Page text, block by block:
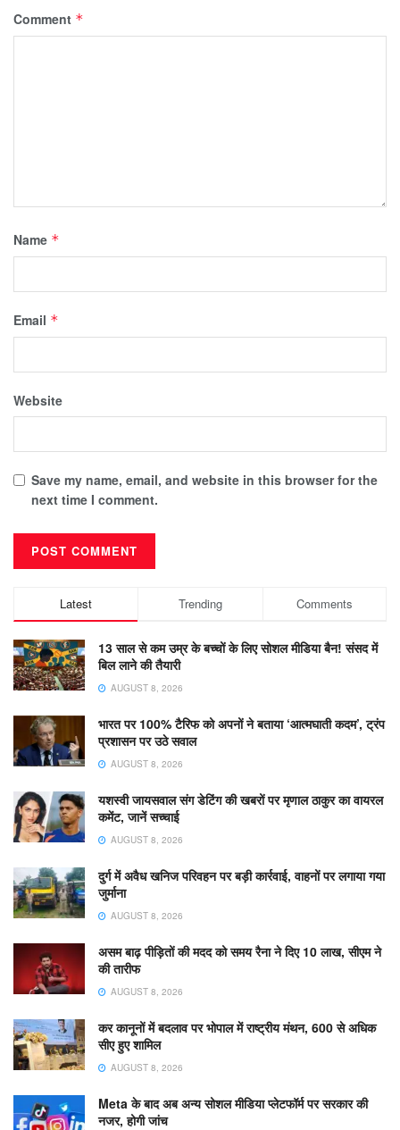
Comment *
Name *
Email *
Website
Save my name, email, and website in this browser for the
next time I comment.
Latest Trending Comments
13 साल से कम उम्र के बच्चों के लिए सोशल मीडिया बैन! संसद में
बिल लाने की तैयारी
AUGUST 8, 2026
भारत पर 100% टैरिफ को अपनों ने बताया ‘आत्मघाती कदम’, ट्रंप
प्रशासन पर उठे सवाल
AUGUST 8, 2026
यशस्वी जायसवाल संग डेटिंग की खबरों पर मृणाल ठाकुर का वायरल
कमेंट, जानें सच्चाई
AUGUST 8, 2026
दुर्ग में अवैध खनिज परिवहन पर बड़ी कार्रवाई, वाहनों पर लगाया गया
जुर्माना
AUGUST 8, 2026
असम बाढ़ पीड़ितों की मदद को समय रैना ने दिए 10 लाख, सीएम ने
की तारीफ
AUGUST 8, 2026
कर कानूनों में बदलाव पर भोपाल में राष्ट्रीय मंथन, 600 से अधिक
सीए हुए शामिल
AUGUST 8, 2026
Meta के बाद अब अन्य सोशल मीडिया प्लेटफॉर्म पर सरकार की
नजर, होगी जांच